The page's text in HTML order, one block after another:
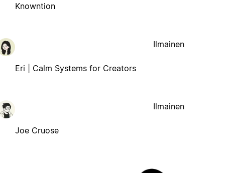
Knowntion
Eri | Calm Systems for Creators
Ilmainen
Joe Cruose
Ilmainen